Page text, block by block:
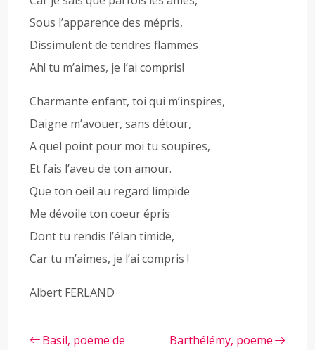
Sous l’apparence des mépris,
Dissimulent de tendres flammes
Ah! tu m’aimes, je l’ai compris!
Charmante enfant, toi qui m’inspires,
Daigne m’avouer, sans détour,
A quel point pour moi tu soupires,
Et fais l’aveu de ton amour.
Que ton oeil au regard limpide
Me dévoile ton coeur épris
Dont tu rendis l’élan timide,
Car tu m’aimes, je l’ai compris !
Albert FERLAND
Basil, poeme de
Barthélémy, poeme